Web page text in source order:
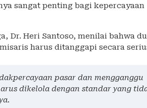
sangat penting bagi kepercayaan
Dr. Heri Santoso, menilai bahwa
harus ditanggapi secara
pasar dan mengganggu
dikelola dengan standar yang